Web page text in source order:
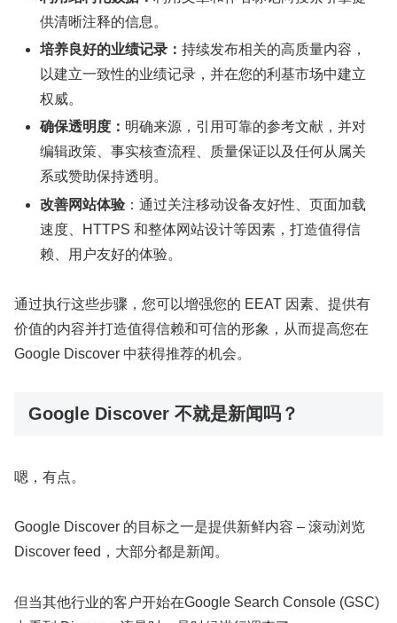
供清晰注释的信息。
培养良好的业绩记录：持续发布相关的高质量内容，
以建立一致性的业绩记录，并在您的利基市场中建立
权威。
确保透明度： 明确来源，引用可靠的参考文献，并对
编辑政策、事实核查流程、质量保证以及任何从属关
系或赞助保持透明。
改善网站体验 ：通过关注移动设备友好性、页面加载
速度、HTTPS 和整体网站设计等因素，打造值得信
赖、用户友好的体验。
通过执行这些步骤，您可以增强您的 EEAT 因素、提供有
价值的内容并打造值得信赖和可信的形象，从而提高您在
Google Discover 中获得推荐的机会。
Google Discover 不就是新闻吗？
嗯，有点。
Google Discover 的目标之一是提供新鲜内容 – 滚动浏览
Discover feed，大部分都是新闻。
但当其他行业的客户开始在Google Search Console (GSC)